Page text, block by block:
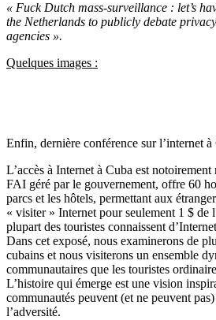
« Fuck Dutch mass-surveillance : let’s
the Netherlands to publicly debate
agencies ».
Quelques images :
Enfin, dernière conférence sur l’internet à
L’accès à Internet à Cuba est notoirement
FAI géré par le gouvernement, offre 60
parcs et les hôtels, permettant aux
« visiter » Internet pour seulement 1 $ de
plupart des touristes connaissent
Dans cet exposé, nous examinerons de
cubains et nous visiterons un ensemble
communautaires que les touristes
L’histoire qui émerge est une vision
communautés peuvent (et ne peuvent
l’adversité.